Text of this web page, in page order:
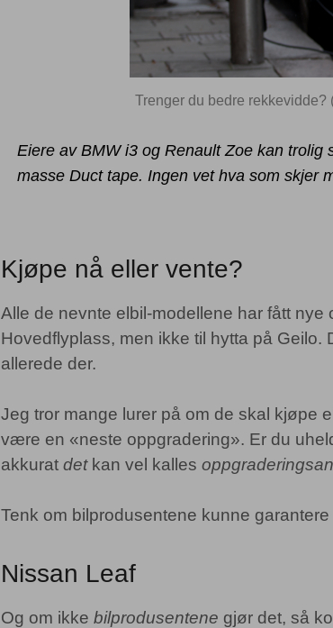
Trenger du bedre rekkevidde?
Eiere av BMW i3 og Renault Zoe kan
masse Duct tape. Ingen vet hva som skjer
Kjøpe nå eller vente?
Alle de nevnte elbil-modellene har fått
Hovedflyplass, men ikke til hytta på Geilo.
allerede der.
Jeg tror mange lurer på om de skal kjøpe
være en «neste oppgradering». Er du
akkurat detkan vel kalles
Tenk om bilprodusentene kunne
Nissan Leaf
Og om ikke bilprodusentene gjør det, så